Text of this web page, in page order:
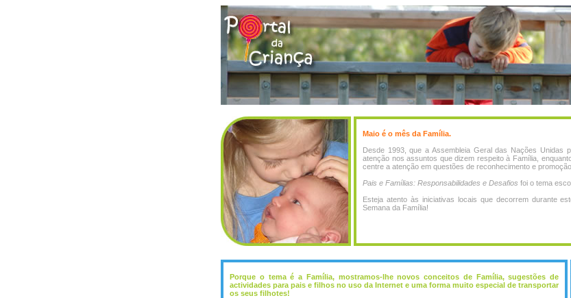
Maio é o mês da Família.
Desde 1993, que a Assembleia Geral das Nações Unidas
atenção nos assuntos que dizem respeito à Família,
centre a atenção em questões de reconhecimento e
Pais e Famílias: Responsabilidades e Desafios foi o tema
Esteja atento às iniciativas locais que decorrem durante
Semana da Família!
Porque o tema é a Família, mostramos-lhe novos conceitos de Família, sugestões de
actividades para pais e filhos no uso da Internet e uma forma muito especial de transportar
os seus filhotes!